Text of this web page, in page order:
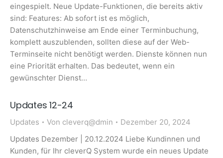
eingespielt. Neue Update-Funktionen, die bereits aktiv
sind: Features: Ab sofort ist es möglich,
Datenschutzhinweise am Ende einer Terminbuchung,
komplett auszublenden, sollten diese auf der Web-
Terminseite nicht benötigt werden. Dienste können nun
eine Priorität erhalten. Das bedeutet, wenn ein
gewünschter Dienst…
Updates 12-24
Updates Von cleverq@dmin
Dezember 20, 2024
Updates Dezember | 20.12.2024 Liebe Kundinnen und
Kunden, für Ihr cleverQ System wurde ein neues Update